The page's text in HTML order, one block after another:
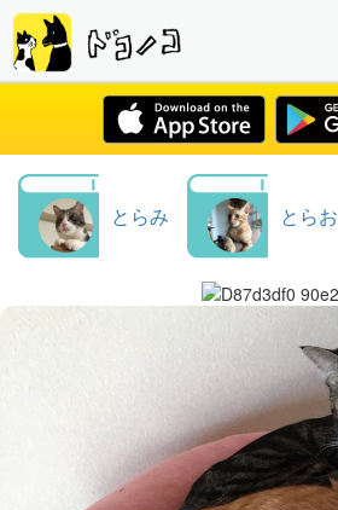
とらみ とらお